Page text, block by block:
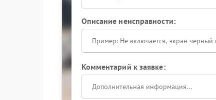
Описание неисправности:
Комментарий к заявке: